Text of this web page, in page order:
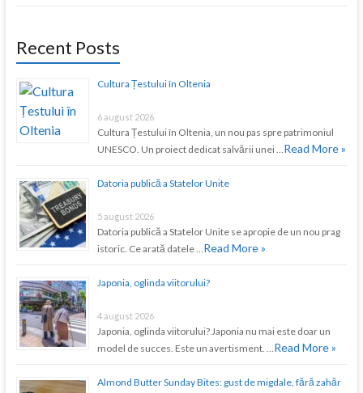
Recent Posts
Cultura Țestului în Oltenia
6 august 2026
Cultura Țestului în Oltenia, un nou pas spre patrimoniul
UNESCO. Un proiect dedicat salvării unei …Read More »
Datoria publică a Statelor Unite
5 august 2026
Datoria publică a Statelor Unite se apropie de un nou prag
istoric. Ce arată datele …Read More »
Japonia, oglinda viitorului?
4 august 2026
Japonia, oglinda viitorului? Japonia nu mai este doar un
model de succes. Este un avertisment. …Read More »
Almond Butter Sunday Bites: gust de migdale, fără zahăr